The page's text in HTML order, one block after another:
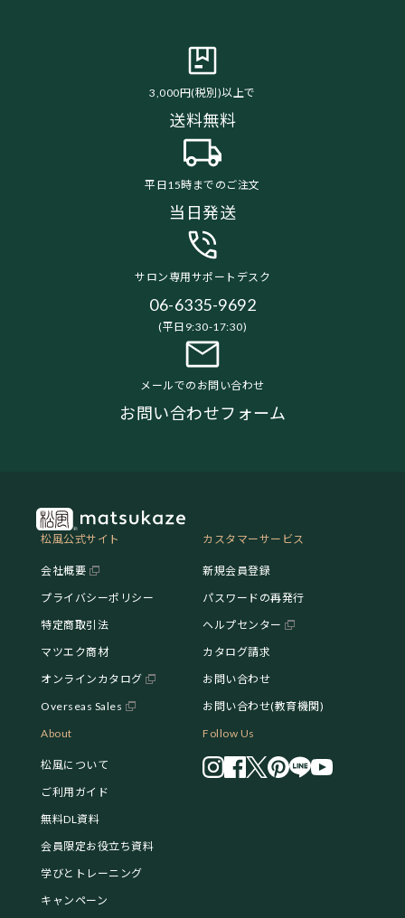
3,000円(税別)以上で
送料無料
平日15時までのご注文
当日発送
サロン専用サポートデスク
06-6335-9692
(平日9:30-17:30)
メールでのお問い合わせ
お問い合わせフォーム
松風公式サイト
会社概要
プライバシーポリシー
特定商取引法
マツエク商材
オンラインカタログ
Overseas Sales
カスタマーサービス
新規会員登録
パスワードの再発行
ヘルプセンター
カタログ請求
お問い合わせ
お問い合わせ(教育機関)
About
松風について
ご利用ガイド
無料DL資料
会員限定お役立ち資料
学びとトレーニング
キャンペーン
Follow Us